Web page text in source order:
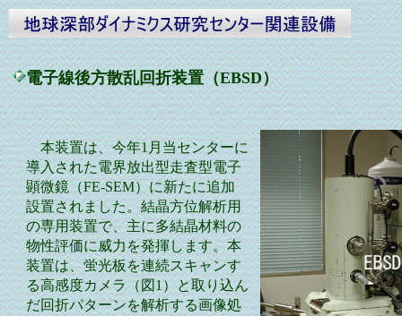
電子線後方散乱回折装置（EBSD）
本装置は、今年1月当センターに
導入された電界放出型走査型電子
顕微鏡（FE-SEM）に新たに追加
設置されました。結晶方位解析用
の専用装置で、主に多結晶材料の
物性評価に威力を発揮します。本
装置は、蛍光板を連続スキャンす
る高感度カメラ（図1）と取り込ん
だ回折パターンを解析する画像処